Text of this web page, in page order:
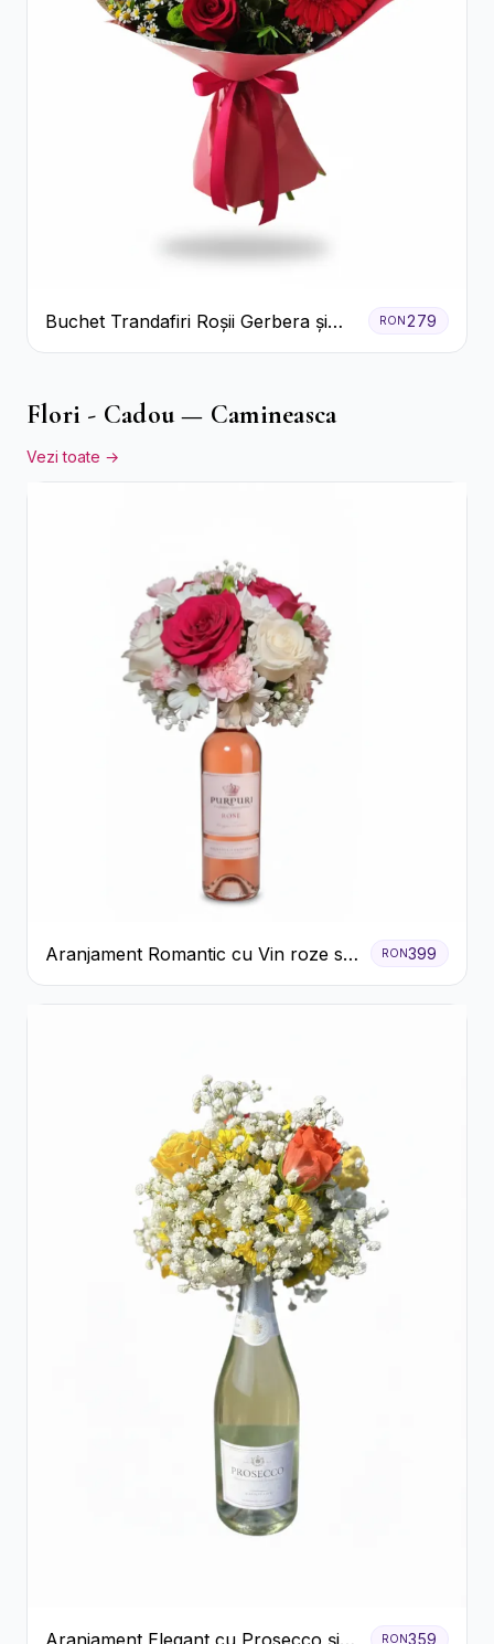
Buchet Trandafiri Roșii Gerbera și
Verdeață
RON279
Flori - Cadou — Camineasca
Vezi toate →
Aranjament Romantic cu Vin roze si
Flori pastel
RON399
Aranjament Elegant cu Prosecco și
RON359